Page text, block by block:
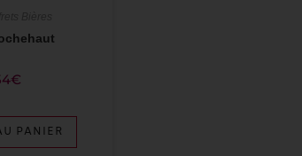
€
PANIER